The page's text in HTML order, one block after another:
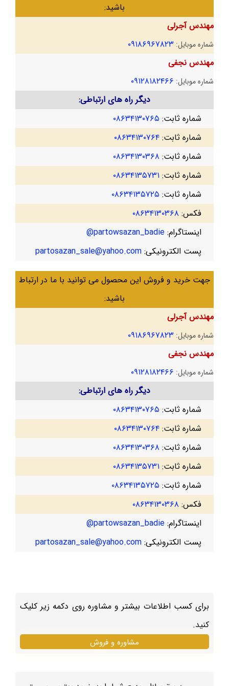
باشید:
مهندس آجرلی
شماره موبایل: ۰۹۱۸۶۹۶۷۸۲۳
مهندس نجفی
شماره موبایل: ۰۹۱۲۸۱۸۲۴۶۶
دیگر راه های ارتباطی:
شماره ثابت: ۰۸۶۳۴۱۳۰۷۶۵
شماره ثابت: ۰۸۶۳۴۱۳۰۷۶۴
شماره ثابت: ۰۸۶۳۴۱۳۰۳۶۸
شماره ثابت: ۰۸۶۳۴۱۳۵۷۳۱
شماره ثابت: ۰۸۶۳۴۱۳۵۷۲۵
فکس: ۰۸۶۳۴۱۳۰۳۶۸
اینستاگرام: partowsazan_badie@
پست الکترونیکی: partosazan_sale@yahoo.com
جهت خرید و فروش این محصول می توانید با ما در ارتباط
باشید:
مهندس آجرلی
شماره موبایل: ۰۹۱۸۶۹۶۷۸۲۳
مهندس نجفی
شماره موبایل: ۰۹۱۲۸۱۸۲۴۶۶
دیگر راه های ارتباطی:
شماره ثابت: ۰۸۶۳۴۱۳۰۷۶۵
شماره ثابت: ۰۸۶۳۴۱۳۰۷۶۴
شماره ثابت: ۰۸۶۳۴۱۳۰۳۶۸
شماره ثابت: ۰۸۶۳۴۱۳۵۷۳۱
شماره ثابت: ۰۸۶۳۴۱۳۵۷۲۵
فکس: ۰۸۶۳۴۱۳۰۳۶۸
اینستاگرام: partowsazan_badie@
پست الکترونیکی: partosazan_sale@yahoo.com
برای کسب اطلاعات بیشتر و مشاوره روی دکمه زیر کلیک
کنید.
مشاوره و فروش